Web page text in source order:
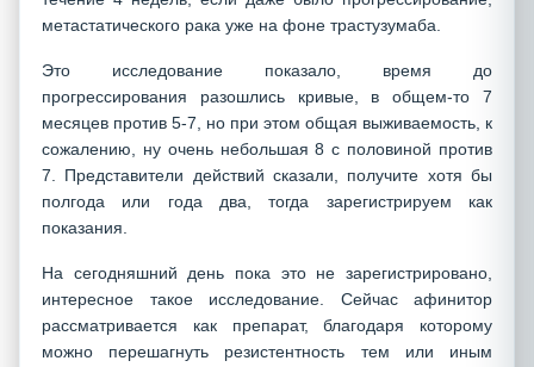
метастатического рака уже на фоне трастузумаба.
Это исследование показало, время до
прогрессирования разошлись кривые, в общем-то 7
месяцев против 5-7, но при этом общая выживаемость, к
сожалению, ну очень небольшая 8 с половиной против
7. Представители действий сказали, получите хотя бы
полгода или года два, тогда зарегистрируем как
показания.
На сегодняшний день пока это не зарегистрировано,
интересное такое исследование. Сейчас афинитор
рассматривается как препарат, благодаря которому
можно перешагнуть резистентность тем или иным